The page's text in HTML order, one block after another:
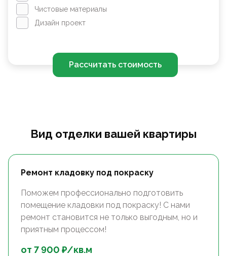
Чистовые материалы
Дизайн проект
Рассчитать стоимость
Вид отделки вашей квартиры
Ремонт кладовку под покраску
Поможем профессионально подготовить
помещение кладовки под покраску! С нами
ремонт становится не только выгодным, но и
приятным процессом!
от 7 900 ₽/кв.м